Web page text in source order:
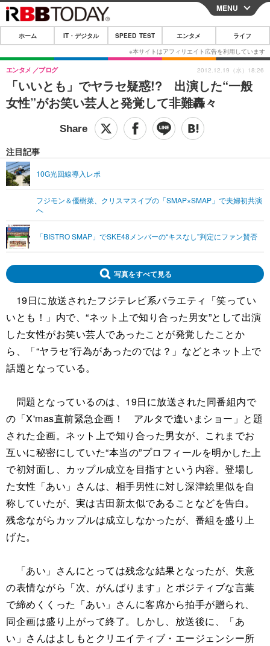
CLOSE
ホーム
IT・デジタル
IT・デジタルTOP スマートフォン
その他
SPEED TEST
映画・ドラマ
ショッピング その他
ライフTOP
リリース一覧
MENU
ホーム IT・デジタル SPEED TEST エンタメ ライフ
「いいとも」でヤラセ疑惑!? 出演した“一般
女性”がお笑い芸人と発覚して非難轟々
エンタメ ブログ
注目記事
10G光回線導入レポ
フジモン＆優樹菜、クリスマスイブの「SMAP×SMAP」で夫婦初共演
へ
「BISTRO SMAP」でSKE48メンバーの“キスなし”判定にファン賛否
2012.12.19（水）18:26
写真をすべて見る
19日に放送されたフジテレビ系バラエティ「笑ってい
いとも！」内で、“ネット上で知り合った男女”として出演
した女性がお笑い芸人であったことが発覚したことか
ら、「“ヤラセ”行為があったのでは？」などとネット上で
話題となっている。
問題となっているのは、19日に放送された同番組内で
の「X'mas直前緊急企画！ アルタで逢いまショー」と題
された企画。ネット上で知り合った男女が、これまでお
互いに秘密にしていた“本当の”プロフィールを明かした上
で初対面し、カップル成立を目指すという内容。登場し
た女性「あい」さんは、相手男性に対し深津絵里似を自
称していたが、実は古田新太似であることなどを告白。
残念ながらカップルは成立しなかったが、番組を盛り上
げた。
「あい」さんにとっては残念な結果となったが、失意
の表情ながら「次、がんばります」とポジティブな言葉
で締めくくった「あい」さんに客席から拍手が贈られ、
同企画は盛り上がって終了。しかし、放送後に、「あ
い」さんはよしもとクリエイティブ・エージェンシー所